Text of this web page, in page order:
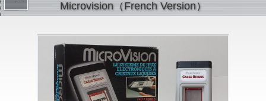
Microvision（French Version）